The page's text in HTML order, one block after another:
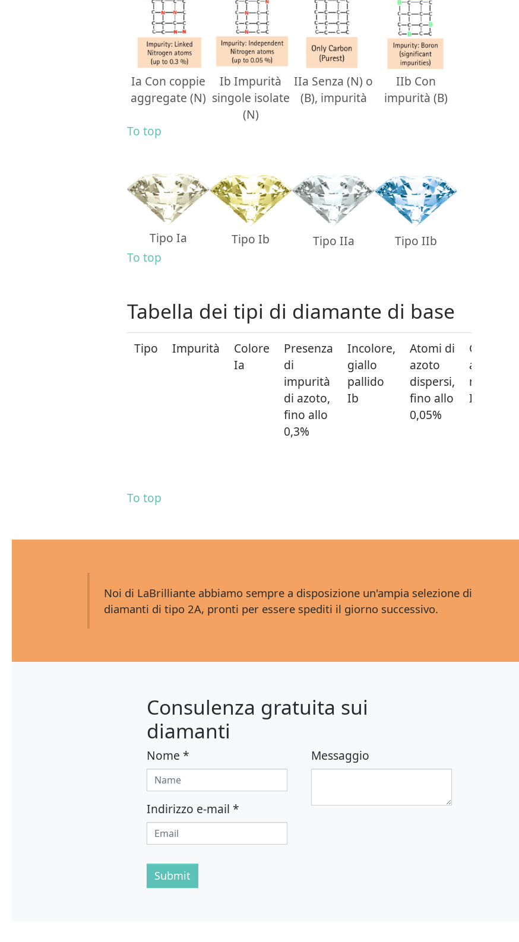
Ia Con coppie
aggregate (N)
Ib Impurità
singole isolate
(N)
IIa Senza (N) o
(B), impurità
IIb Con
impurità (B)
To top
Tipo Ia Tipo Ib Tipo IIa
Tipo IIb
To top
Tabella dei tipi di diamante di base
Tipo Impurità
Colore
Ia
Presenza
di
impurità
di azoto,
fino allo
0,3%
Incolore,
giallo
pallido
Ib
Atomi di
azoto
dispersi,
fino allo
0,05%
Giallo,
arancione,
marrone
IIa
To top
Noi di LaBrilliante abbiamo sempre a disposizione un'ampia selezione di
diamanti di tipo 2A, pronti per essere spediti il giorno successivo.
Consulenza gratuita sui
diamanti
Nome*
Indirizzo e-mail*
Messaggio
Submit